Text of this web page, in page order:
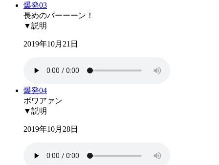
爆発03
長めのバーーーン！
▼説明
2019年10月21日
爆発04
ボワアァン
▼説明
2019年10月28日